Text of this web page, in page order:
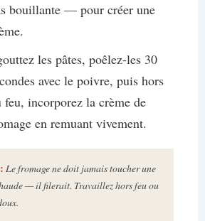
bouillante — pour créer une
les pâtes, poêlez-les 30
avec le poivre, puis hors
feu, incorporez la crème de
en remuant vivement.
Le fromage ne doit jamais toucher une
— il filerait. Travaillez hors feu ou